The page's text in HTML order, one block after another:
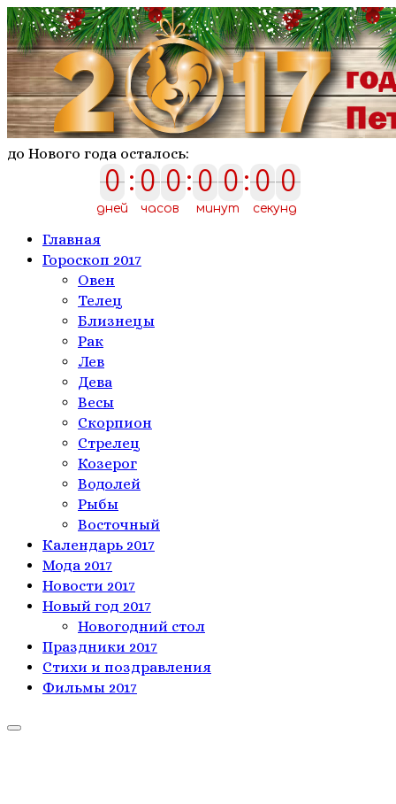
до Нового года осталось:
0
0
дней
:0
0 0
0
часов
:0
0 0
0
минут
:0
0 0
0
секунд
Главная
Гороскоп 2017
Овен
Телeц
Близнецы
Рак
Лев
Дева
Весы
Скорпион
Стрелец
Козерог
Водолей
Рыбы
Восточный
Календарь 2017
Мода 2017
Новости 2017
Новый год 2017
Новогодний стол
Праздники 2017
Стихи и поздравления
Фильмы 2017